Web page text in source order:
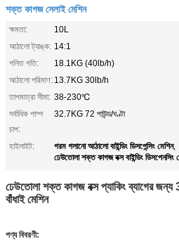
শক্ত কাগজ সেলাই মেশিন
ক্ষমতা:
10L
আঠালো ট্যাঙ্ক: 14:1
গলিত গতি:
18.1KG (40lb/h)
আঠালো পরিমাণ: 13.7KG 30lb/h
তাপমাত্রা সীমা: 38-230℃
সর্বাধিক পাম্প
চাপ:
32.7KG 72 পাউন্ড/ঘণ্টা
হাইলাইট: গরম গলানো আঠালো বাইন্ডিং ডিসপেন্সিং মেশিন,
ঢেউতোলা শক্ত কাগজ বক্স বাইন্ডিং ডিসপেনসিং
ঢেউতোলা শক্ত কাগজ বক্স প্যাকিং ব্যাগের
বাঁধাই মেশিন
পণ্য বিবরণী: